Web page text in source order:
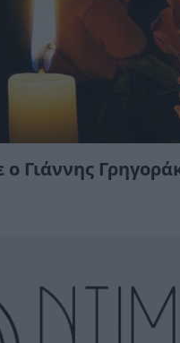
ο Γιάννης